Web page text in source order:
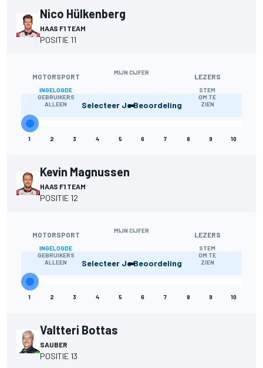
Nico Hülkenberg
HAAS F1 TEAM
POSITIE 11
MOTORSPORT
INGELOGDE
GEBRUIKERS
ALLEEN
MIJN CIJFER
-
LEZERS
STEM
OM TE
ZIEN
Selecteer Je Beoordeling
1 2 3 4 5 6 7 8 9 10
Kevin Magnussen
HAAS F1 TEAM
POSITIE 12
MOTORSPORT
INGELOGDE
GEBRUIKERS
ALLEEN
MIJN CIJFER
-
LEZERS
STEM
OM TE
ZIEN
Selecteer Je Beoordeling
1 2 3 4 5 6 7 8 9 10
Valtteri Bottas
SAUBER
POSITIE 13